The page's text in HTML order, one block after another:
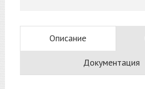
Описание
Документация